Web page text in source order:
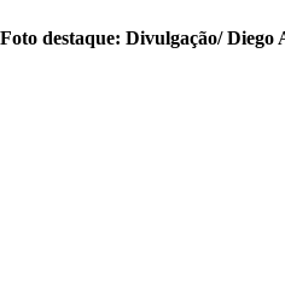
Foto destaque: Divulgação/ Diego